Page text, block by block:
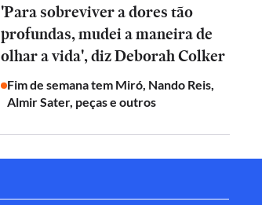
'Para sobreviver a dores tão
profundas, mudei a maneira de
olhar a vida', diz Deborah Colker
Fim de semana tem Miró, Nando Reis,
Almir Sater, peças e outros